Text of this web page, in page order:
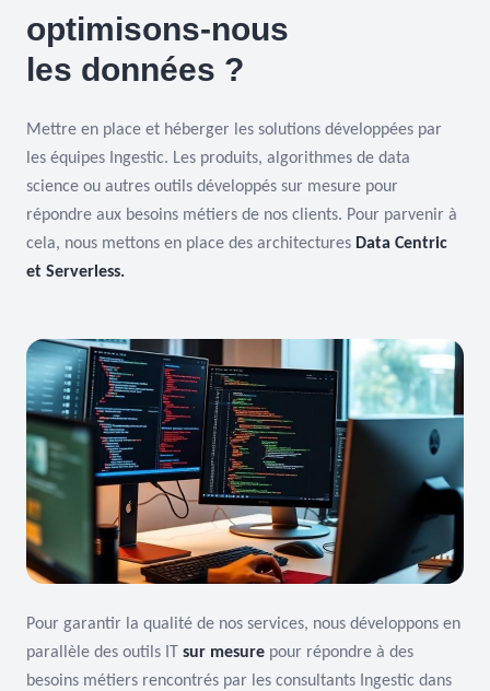
optimisons-nous
les données ?
Mettre en place et héberger les solutions développées par
les équipes Ingestic. Les produits, algorithmes de data
science ou autres outils développés sur mesure pour
répondre aux besoins métiers de nos clients. Pour parvenir à
cela, nous mettons en place des architectures Data Centric
et Serverless.
Pour garantir la qualité de nos services, nous développons en
parallèle des outils IT sur mesure pour répondre à des
besoins métiers rencontrés par les consultants Ingestic dans